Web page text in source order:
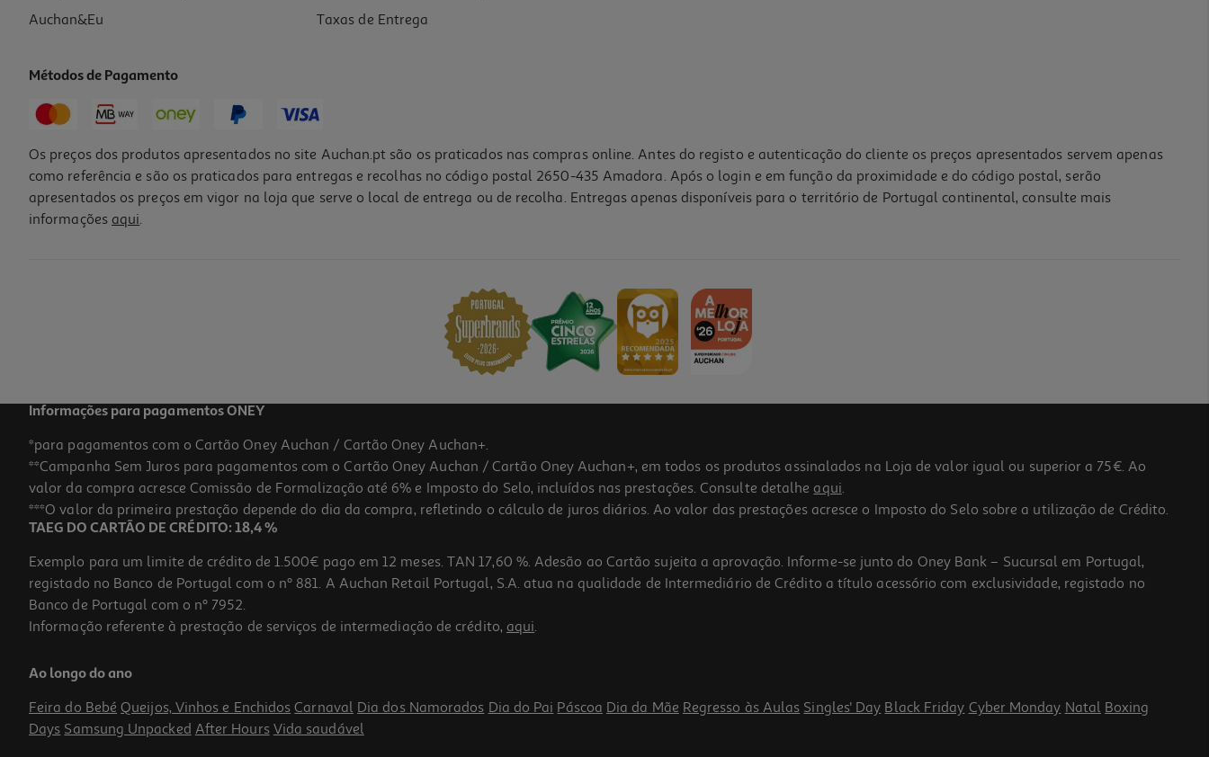
2.99 €/un
2,99 €
Auchan&Eu
Taxas de Entrega
Métodos de Pagamento
Os preços dos produtos apresentados no site Auchan.pt são os praticados nas compras online. Antes do registo e autenticação do cliente os preços apresentados servem apenas
como referência e são os praticados para entregas e recolhas no código postal 2650-435 Amadora. Após o login e em função da proximidade e do código postal, serão
apresentados os preços em vigor na loja que serve o local de entrega ou de recolha. Entregas apenas disponíveis para o território de Portugal continental, consulte mais
informações aqui.
Informações para pagamentos ONEY
*para pagamentos com o Cartão Oney Auchan / Cartão Oney Auchan+.
**Campanha Sem Juros para pagamentos com o Cartão Oney Auchan / Cartão Oney Auchan+, em todos os produtos assinalados na Loja de valor igual ou superior a 75€. Ao
valor da compra acresce Comissão de Formalização até 6% e Imposto do Selo, incluídos nas prestações. Consulte detalhe aqui.
***O valor da primeira prestação depende do dia da compra, refletindo o cálculo de juros diários. Ao valor das prestações acresce o Imposto do Selo sobre a utilização de Crédito.
TAEG DO CARTÃO DE CRÉDITO: 18,4 %
Exemplo para um limite de crédito de 1.500€ pago em 12 meses. TAN 17,60 %. Adesão ao Cartão sujeita a aprovação. Informe-se junto do Oney Bank – Sucursal em Portugal,
registado no Banco de Portugal com o nº 881. A Auchan Retail Portugal, S.A. atua na qualidade de Intermediário de Crédito a título acessório com exclusividade, registado no
Banco de Portugal com o nº 7952.
Informação referente à prestação de serviços de intermediação de crédito, aqui.
Ao longo do ano
Feira do Bebé Queijos, Vinhos e Enchidos Carnaval Dia dos Namorados Dia do Pai Páscoa Dia da Mãe Regresso às Aulas Singles' Day Black Friday Cyber Monday Natal Boxing
Days Samsung Unpacked After Hours Vida saudável